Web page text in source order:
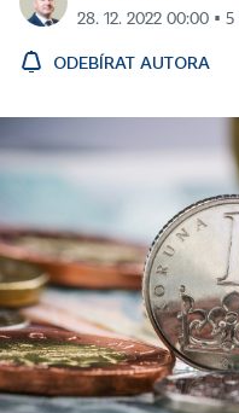
28. 12. 2022 00:00 ▪
ODEBÍRAT AUTORA